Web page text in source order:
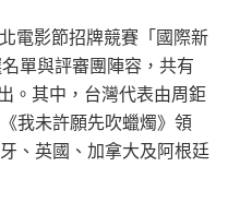
電影節招牌競賽「國際新
單與評審團陣容，共有
。其中，台灣代表由周鉅
我未許願先吹蠟燭》領
、英國、加拿大及阿根廷